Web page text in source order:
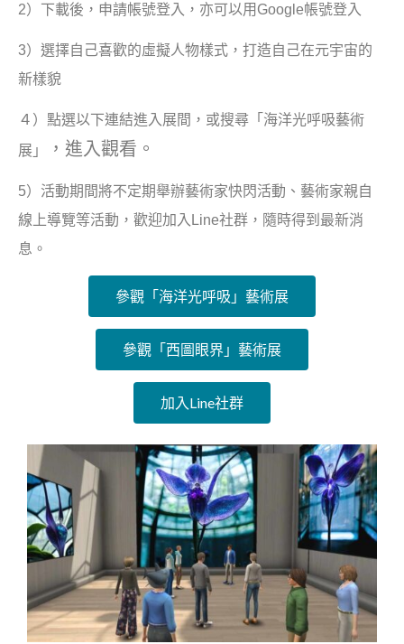
2）下載後，申請帳號登入，亦可以用Google帳號登入
3）選擇自己喜歡的虛擬人物樣式，打造自己在元宇宙的
新樣貌
４）點選以下連結進入展間，或搜尋「海洋光呼吸藝術
展」
，進入觀看。
5）活動期間將不定期舉辦藝術家快閃活動、藝術家親自
線上導覽等活動，歡迎加入Line社群，隨時得到最新消
息。
參觀「海洋光呼吸」藝術展
參觀「西圖眼界」藝術展
加入Line社群